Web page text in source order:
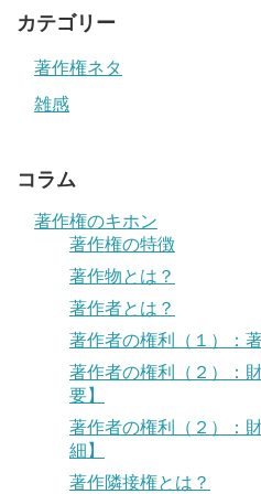
カテゴリー
著作権ネタ
雑感
コラム
著作権のキホン
著作権の特徴
著作物とは？
著作者とは？
著作者の権利（１）：
著作者の権利（２）：
要】
著作者の権利（２）：
細】
著作隣接権とは？